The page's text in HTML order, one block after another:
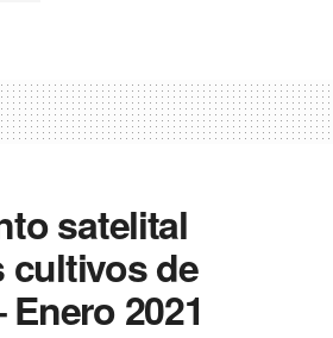
satelital
cultivos de
2021